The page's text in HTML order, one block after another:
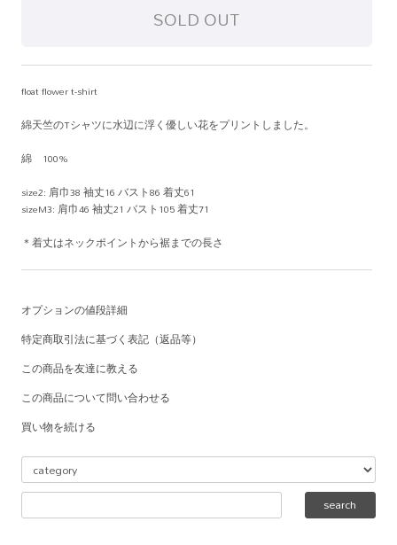
float flower t-shirt
綿天竺のTシャツに水辺に浮く優しい花をプリントしました。
綿 100%
size2: 肩巾38 袖丈16 バスト86 着丈61
sizeM3: 肩巾46 袖丈21 バスト105 着丈71
＊着丈はネックポイントから裾までの長さ
オプションの値段詳細
特定商取引法に基づく表記（返品等）
この商品を友達に教える
この商品について問い合わせる
買い物を続ける